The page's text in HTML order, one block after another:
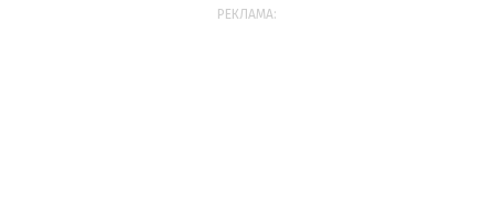
РЕКЛАМА: